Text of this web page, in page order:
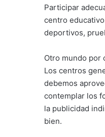
Participar
centro
deportivos,
Otro mundo por
Los centros
debemos
contemplar los
la publicidad
bien.